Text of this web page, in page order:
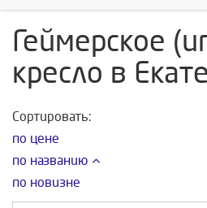
Геймерское
кресло в
Сортировать:
по цене
по названию
по новизне